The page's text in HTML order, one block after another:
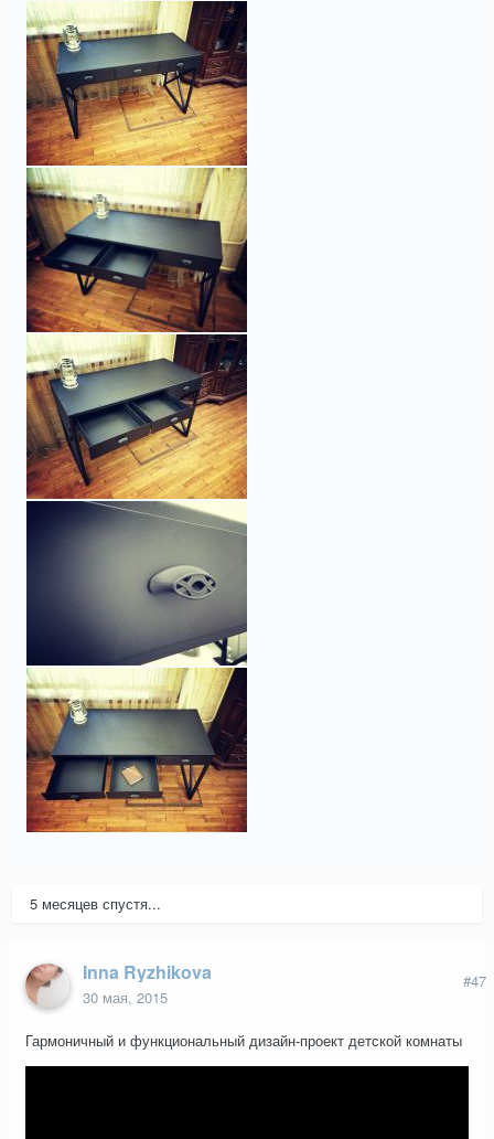
5 месяцев спустя...
Inna Ryzhikova
30 мая, 2015
#47
Гармоничный и функциональный дизайн-проект детской комнаты